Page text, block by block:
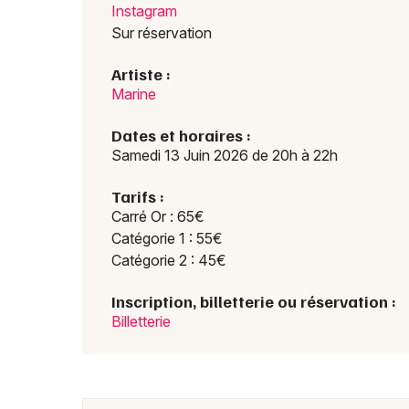
Instagram
Sur réservation
Artiste :
Marine
Dates et horaires :
Samedi 13 Juin 2026 de 20h à 22h
Tarifs :
Carré Or : 65€
Catégorie 1 : 55€
Catégorie 2 : 45€
Inscription, billetterie ou réservation :
Billetterie